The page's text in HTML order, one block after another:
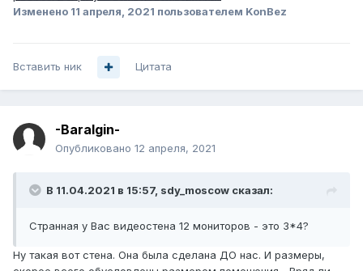
Изменено 11 апреля, 2021 пользователем KonBez
Вставить ник Цитата
-Baralgin-
Опубликовано 12 апреля, 2021
В 11.04.2021 в 15:57, sdy_moscow сказал:
Странная у Вас видеостена 12 мониторов - это 3*4?
Ну такая вот стена. Она была сделана ДО нас. И размеры,